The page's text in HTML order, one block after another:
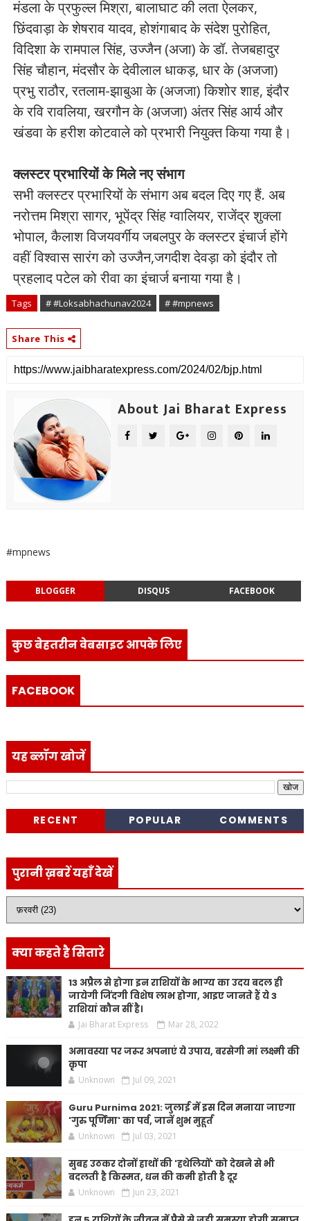
मंडला के प्रफुल्ल मिश्रा, बालाघाट की लता ऐलकर,
छिंदवाड़ा के शेषराव यादव, होशंगाबाद के संदेश पुरोहित,
विदिशा के रामपाल सिंह, उज्जैन (अजा) के डॉ. तेजबहादुर
सिंह चौहान, मंदसौर के देवीलाल धाकड़, धार के (अजजा)
प्रभु राठौर, रतलाम-झाबुआ के (अजजा) किशोर शाह, इंदौर
के रवि रावलिया, खरगौन के (अजजा) अंतर सिंह आर्य और
खंडवा के हरीश कोटवाले को प्रभारी नियुक्त किया गया है।
क्लस्टर प्रभारियों के मिले नए संभाग
सभी क्लस्टर प्रभारियों के संभाग अब बदल दिए गए हैं. अब
नरोत्तम मिश्रा सागर, भूपेंद्र सिंह ग्वालियर, राजेंद्र शुक्ला
भोपाल, कैलाश विजयवर्गीय जबलपुर के क्लस्टर इंचार्ज होंगे
वहीं विश्वास सारंग को उज्जैन,जगदीश देवड़ा को इंदौर तो
प्रहलाद पटेल को रीवा का इंचार्ज बनाया गया है।
Tags # #Loksabhachunav2024 # #mpnews
Share This
About Jai Bharat Express
#mpnews
BLOGGER DISQUS FACEBOOK
कुछ बेहतरीन वेबसाइट आपके लिए
FACEBOOK
यह ब्लॉग खोजें
RECENT POPULAR COMMENTS
पुरानी ख़बरें यहाँ देखें
क्या कहते है सितारे
13 अप्रैल से होगा इन राशियों के भाग्य का उदय बदल ही
जायेगी जिंदगी विशेष लाभ होगा, आइए जानते हैं ये 3
राशियां कौन सीं है।
Jai Bharat Express Mar 28, 2022
अमावस्या पर जरूर अपनाएं ये उपाय, बरसेगी मां लक्ष्मी की
कृपा
Unknown Jul 09, 2021
Guru Purnima 2021: जुलाई में इस दिन मनाया जाएगा
'गुरु पूर्णिमा' का पर्व, जानें शुभ मुहूर्त
Unknown Jul 03, 2021
सुबह उठकर दोनों हाथों की 'हथेलियों' को देखने से भी
बदलती है किस्मत, धन की कमी होती है दूर
Unknown Jun 23, 2021